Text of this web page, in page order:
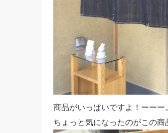
商品がいっぱいですよ！ーーー
ちょっと気になったのがこの商